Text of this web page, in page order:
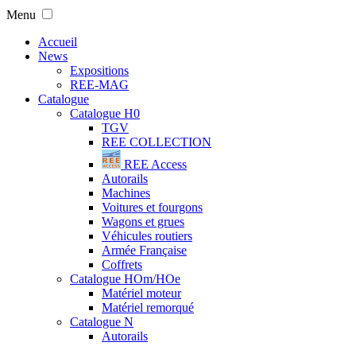
Menu
Accueil
News
Expositions
REE-MAG
Catalogue
Catalogue H0
TGV
REE COLLECTION
REE Access
Autorails
Machines
Voitures et fourgons
Wagons et grues
Véhicules routiers
Armée Française
Coffrets
Catalogue HOm/HOe
Matériel moteur
Matériel remorqué
Catalogue N
Autorails